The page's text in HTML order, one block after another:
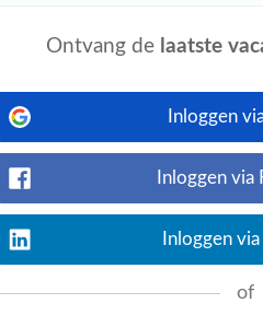
van Nederland
bij duurzaam investeren. In het
hart vormt van moderne
Ontvang de laatste
Inloggen
Inloggen via
Inloggen
of